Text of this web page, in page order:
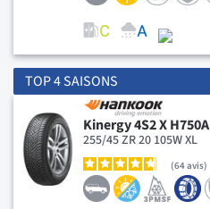
TOP 4 SAISONS
Kinergy 4S2 X H750A
255/45 ZR 20 105W XL
64avis